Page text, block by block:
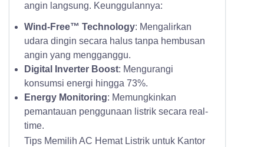
angin langsung. Keunggulannya:
Wind-Free™ Technology: Mengalirkan
udara dingin secara halus tanpa hembusan
angin yang mengganggu.
Digital Inverter Boost: Mengurangi
konsumsi energi hingga 73%.
Energy Monitoring: Memungkinkan
pemantauan penggunaan listrik secara real-
time.
Tips Memilih AC Hemat Listrik untuk Kantor